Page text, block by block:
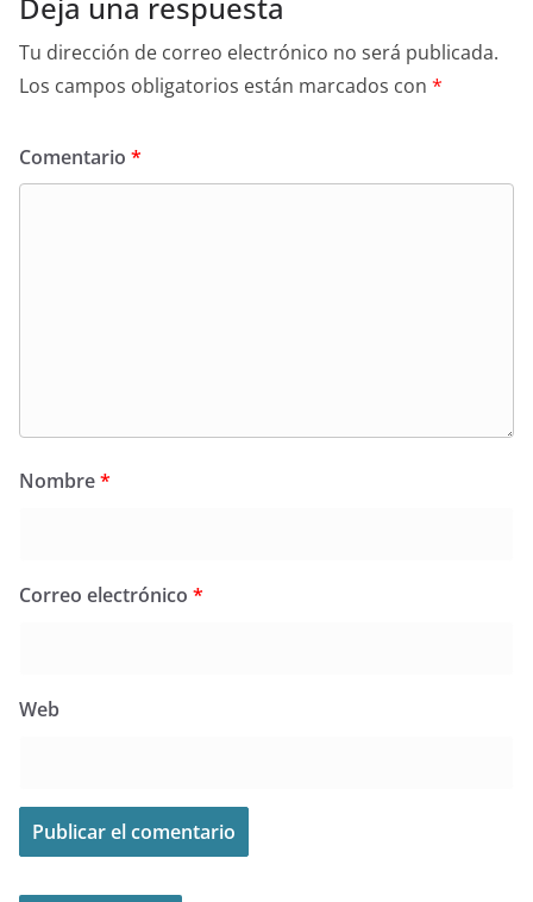
Deja una respuesta
Tu dirección de correo electrónico no será publicada.
Los campos obligatorios están marcados con *
Comentario *
Nombre*
Correo electrónico *
Web